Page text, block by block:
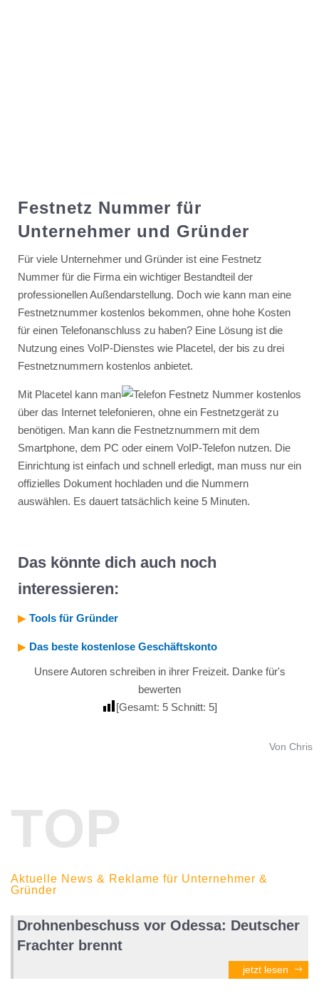
Festnetz Nummer für
Unternehmer und Gründer
Für viele Unternehmer und Gründer ist eine Festnetz
Nummer für die Firma ein wichtiger Bestandteil der
professionellen Außendarstellung. Doch wie kann man eine
Festnetznummer kostenlos bekommen, ohne hohe Kosten
für einen Telefonanschluss zu haben? Eine Lösung ist die
Nutzung eines VoIP-Dienstes wie Placetel, der bis zu drei
Festnetznummern kostenlos anbietet.
Mit Placetel kann man
über das Internet telefonieren, ohne ein Festnetzgerät zu
benötigen. Man kann die Festnetznummern mit dem
Smartphone, dem PC oder einem VoIP-Telefon nutzen. Die
Einrichtung ist einfach und schnell erledigt, man muss nur ein
offizielles Dokument hochladen und die Nummern
auswählen. Es dauert tatsächlich keine 5 Minuten.
Das könnte dich auch noch
interessieren:
▶︎Tools für Gründer
▶︎Das beste kostenlose Geschäftskonto
Unsere Autoren schreiben in ihrer Freizeit. Danke für's
bewerten
[Gesamt: 5 Schnitt: 5]
Von Chris
TOP
Aktuelle News & Reklame für Unternehmer &
Gründer
Drohnenbeschuss vor Odessa: Deutscher
Frachter brennt
jetzt lesen